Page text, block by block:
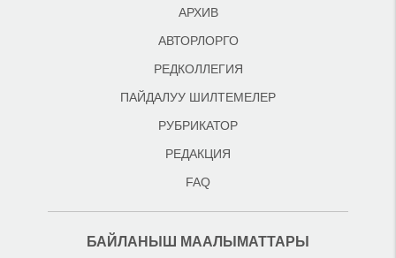
АРХИВ
АВТОРЛОРГО
РЕДКОЛЛЕГИЯ
ПАЙДАЛУУ ШИЛТЕМЕЛЕР
РУБРИКАТОР
РЕДАКЦИЯ
FAQ
БАЙЛАНЫШ МААЛЫМАТТАРЫ